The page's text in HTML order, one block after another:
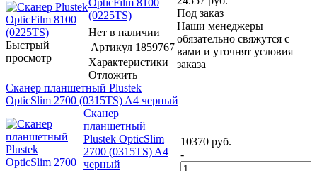
Быстрый
просмотр
(0225TS)
Нет в наличии
Артикул 1859767
Характеристики
Отложить
Под заказ
Наши менеджеры
обязательно свяжутся с
вами и уточнят условия
заказа
Сканер планшетный Plustek
OpticSlim 2700 (0315TS) A4 черный
Сканер
планшетный
Plustek OpticSlim
2700 (0315TS) A4
черный
10370 руб.
-